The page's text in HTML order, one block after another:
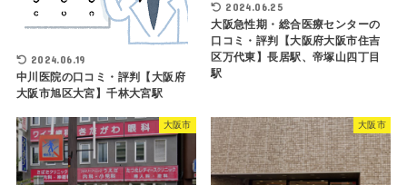
2024.06.19
中川医院の口コミ・評判【大阪府
大阪市旭区大宮】千林大宮駅
2024.06.25
大阪急性期・総合医療センターの
口コミ・評判【大阪府大阪市住吉
区万代東】長居駅、帝塚山四丁目
駅
大阪市 大阪市